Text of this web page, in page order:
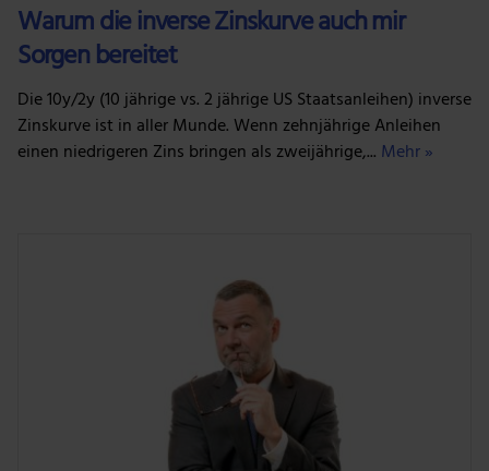
Warum die inverse Zinskurve auch mir
Sorgen bereitet
Die 10y/2y (10 jährige vs. 2 jährige US Staatsanleihen) inverse
Zinskurve ist in aller Munde. Wenn zehnjährige Anleihen
einen niedrigeren Zins bringen als zweijährige,... Mehr »